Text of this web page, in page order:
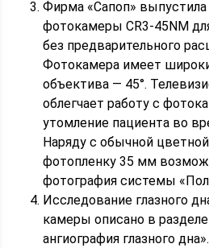
Фирма «Сапоп»
фотокамеры CR3-45NM
без предварительного
Фотокамера имеет
объектива — 45°.
облегчает работу с
утомление пациента во
Наряду с обычной
фотопленку 35 мм
фотография системы
Исследование глазного
камеры описано в
ангиография глазного